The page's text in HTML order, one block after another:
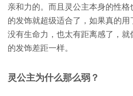
亲和力的。而且灵公主本身的性
的发饰就超级适合了，如果真的
没有生命力，也太有距离感了，
的发饰差距一样。
灵公主为什么那么弱？